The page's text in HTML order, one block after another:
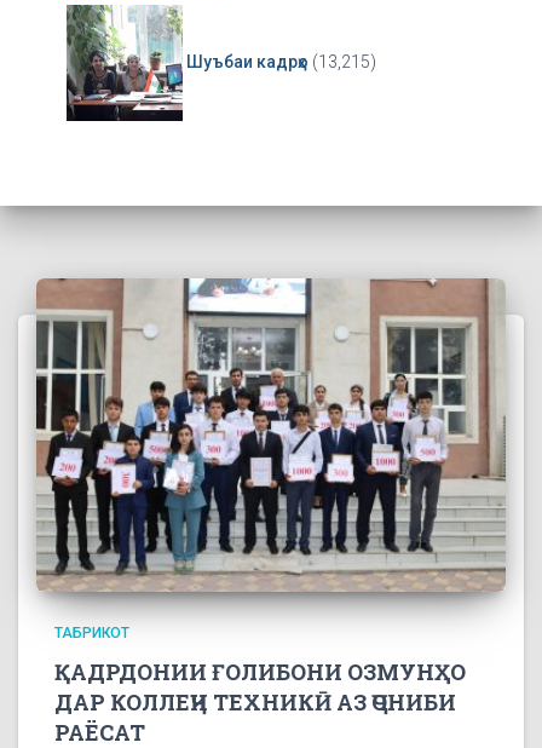
Шуъбаи кадрҳо (13,215)
ТАБРИКОТ
ҚАДРДОНИИ ҒОЛИБОНИ ОЗМУНҲО
ДАР КОЛЛЕҶИ ТЕХНИКӢ АЗ ҶОНИБИ
РАЁСАТ